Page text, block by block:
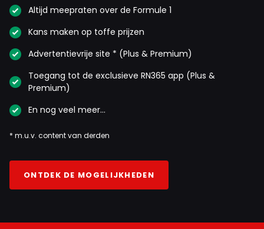
Altijd meepraten over de Formule 1
Kans maken op toffe prijzen
Advertentievrije site * (Plus & Premium)
Toegang tot de exclusieve RN365 app (Plus &
Premium)
En nog veel meer…
* m.u.v. content van derden
ONTDEK DE MOGELIJKHEDEN